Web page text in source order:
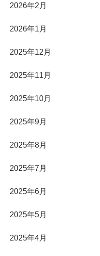
2026年2月
2026年1月
2025年12月
2025年11月
2025年10月
2025年9月
2025年8月
2025年7月
2025年6月
2025年5月
2025年4月